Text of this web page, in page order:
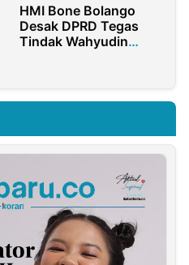
HMI Bone Bolango
Desak DPRD Tegas
Tindak Wahyudin